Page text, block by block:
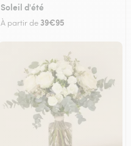
Soleil d'été
À partir de 39€95